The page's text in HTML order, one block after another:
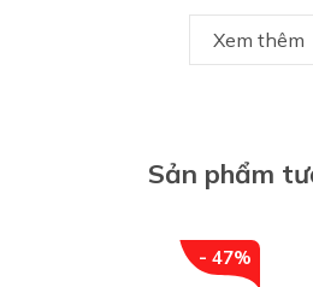
nứt nanh. Cách này giúp hạt ít
nảy mầm. Lưu ý khăn ẩm chứ
hạt giống bí đao
tốt nhất là đất sạch, phân
Xem thêm
Sản phẩm
- 47%